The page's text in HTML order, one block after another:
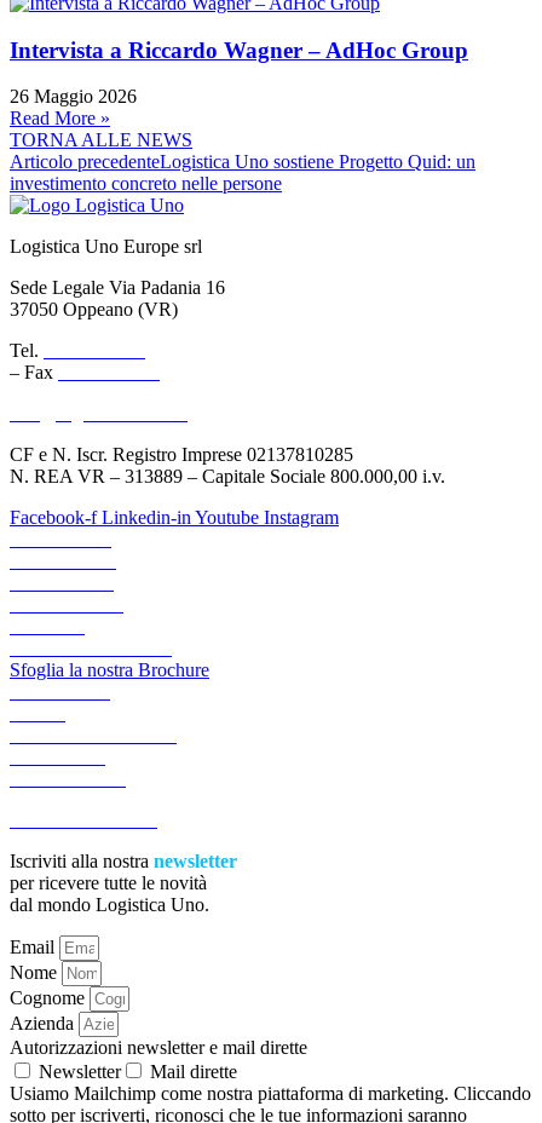
Intervista a Riccardo Wagner – AdHoc Group
26 Maggio 2026
Read More »
TORNA ALLE NEWS
Articolo precedenteLogistica Uno sostiene Progetto Quid: un
investimento concreto nelle persone
Logistica Uno Europe srl
Sede Legale Via Padania 16
37050 Oppeano (VR)
Tel.
– Fax
CF e N. Iscr. Registro Imprese 02137810285
N. REA VR – 313889 – Capitale Sociale 800.000,00 i.v.
Facebook-f Linkedin-in Youtube Instagram
Sfoglia la nostra Brochure
Iscriviti alla nostra newsletter
per ricevere tutte le novità
dal mondo Logistica Uno.
Email
Nome
Cognome
Azienda
Autorizzazioni newsletter e mail dirette
Newsletter
Mail dirette
Usiamo Mailchimp come nostra piattaforma di marketing. Cliccando
sotto per iscriverti, riconosci che le tue informazioni saranno